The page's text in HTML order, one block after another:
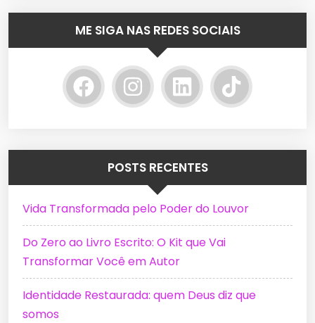
ME SIGA NAS REDES SOCIAIS
POSTS RECENTES
Vida Transformada pelo Poder do Louvor
Do Zero ao Livro Escrito: O Kit que Vai
Transformar Você em Autor
Identidade Restaurada: quem Deus diz que
somos